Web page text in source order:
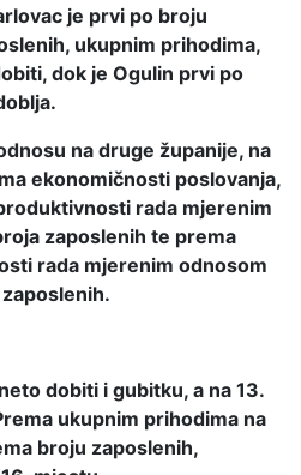
je prvi po broju
ukupnim prihodima,
dok je Ogulin prvi po
na druge županije, na
ekonomičnosti poslovanja,
rada mjerenim
zaposlenih te prema
rada mjerenim odnosom
dobiti i gubitku, a na 13.
ukupnim prihodima na
broju zaposlenih,